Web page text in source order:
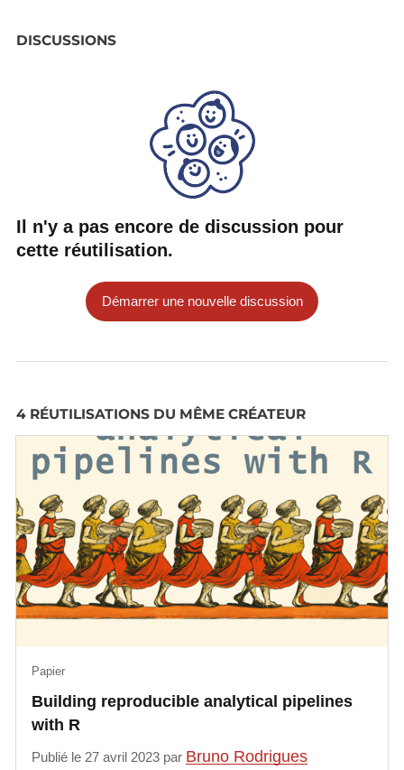
DISCUSSIONS
Il n'y a pas encore de discussion pour
cette réutilisation.
Démarrer une nouvelle discussion
4 RÉUTILISATIONS DU MÊME CRÉATEUR
Building reproducible analytical pipelines
with R
Papier
Publié le 27 avril 2023 par Bruno Rodrigues